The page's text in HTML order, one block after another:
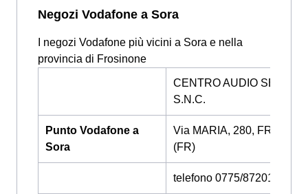
Negozi Vodafone a Sora
I negozi Vodafone più vicini a Sora e nella
provincia di Frosinone
CENTRO AUDIO
S.N.C.
Punto Vodafone a
Sora
Via MARIA, 280,
(FR)
telefono 0775/872015